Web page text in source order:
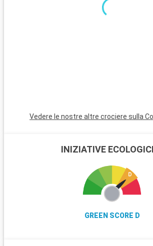
scogliere di gesso di Møns Klint offrono
ed escursioni indimenticabili. La regione
Vedere le nostre altre crociere sulla
INIZIATIVE
GREEN SCORE D